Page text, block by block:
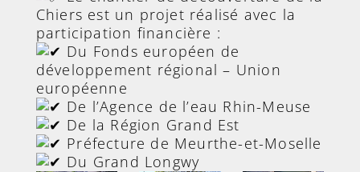
Chiers est un projet réalisé avec la
participation financière :
Du Fonds européen de
développement régional – Union
européenne
De l’Agence de l’eau Rhin-Meuse
De la Région Grand Est
Préfecture de Meurthe-et-Moselle
Du Grand Longwy